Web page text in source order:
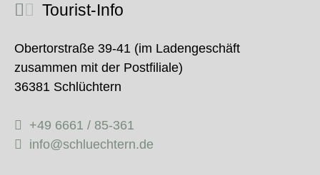
Tourist-Info
Obertorstraße 39-41 (im Ladengeschäft
zusammen mit der Postfiliale)
36381 Schlüchtern
+49 6661 / 85-361
info@schluechtern.de